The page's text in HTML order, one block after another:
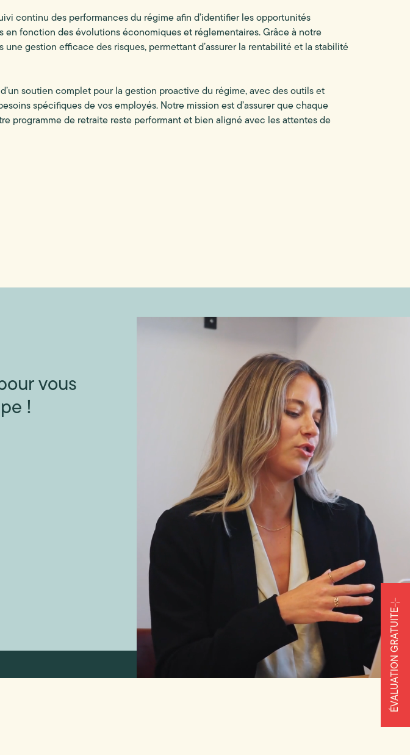
continu des performances du régime afin d’identifier les opportunités
en fonction des évolutions économiques et réglementaires. Grâce à notre
une gestion efficace des risques, permettant d’assurer la rentabilité et la stabilité
soutien complet pour la gestion proactive du régime, avec des outils et
spécifiques de vos employés. Notre mission est d’assurer que chaque
programme de retraite reste performant et bien aligné avec les attentes de
vous
!
ÉVALUATION GRATUITE